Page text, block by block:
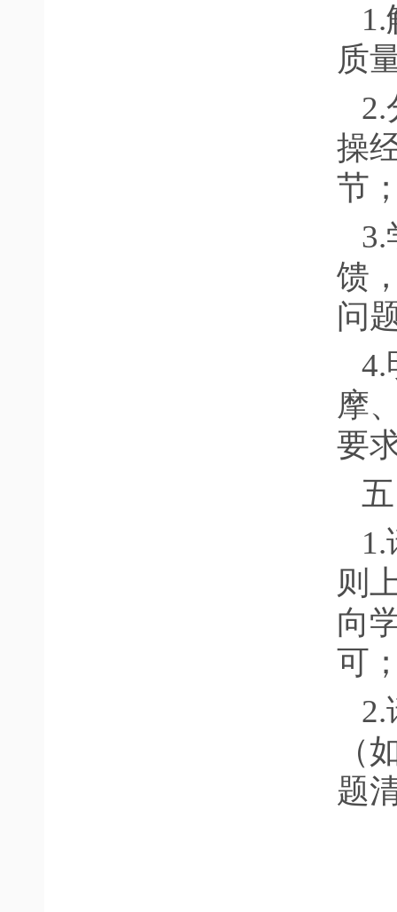
质
2.
操
节
3.
馈
问
4.
摩
要
则
向
可
2.
（
题